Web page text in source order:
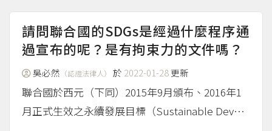
義。 隨著人類活動範圍觸及大氣層之外，國際太
空法相應而生，例如1967年之《Principles go...
（more...）
請問聯合國的SDGs是經過什麼程序通
過宣布的呢？是有拘束力的文件嗎？
吳必然 （認證法律人） 於 2022-01-28更新
聯合國於西元（下同）2015年9月頒布、2016年1
月正式生效之永續發展目標（Sustainable Develo